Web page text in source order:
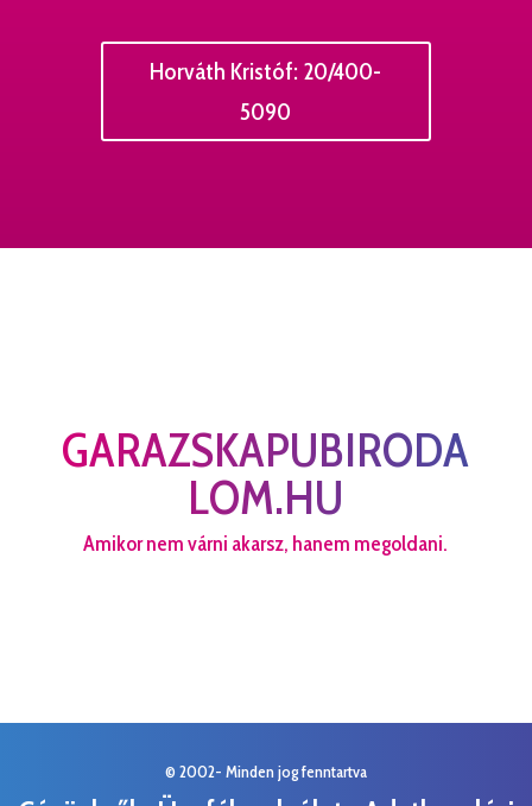
Horváth Kristóf: 20/400-
5090
GARAZSKAPUBIRODA
LOM.HU
Amikor nem várni akarsz, hanem megoldani.
© 2002- Minden jog fenntartva